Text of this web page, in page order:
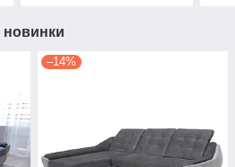
новинки
–14%